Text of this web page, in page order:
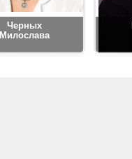
Черных
Милослава